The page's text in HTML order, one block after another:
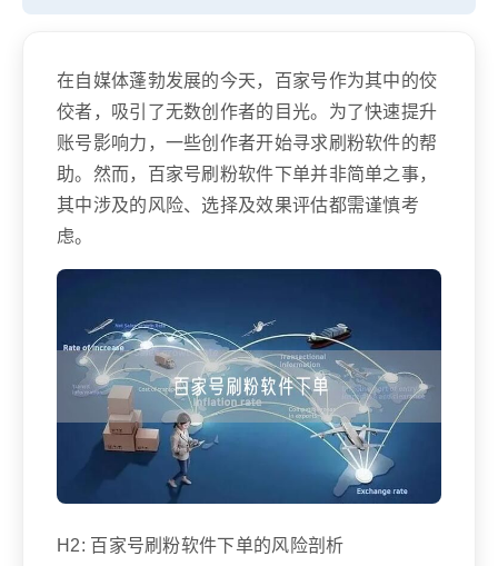
在自媒体蓬勃发展的今天，百家号作为其中的佼
佼者，吸引了无数创作者的目光。为了快速提升
账号影响力，一些创作者开始寻求刷粉软件的帮
助。然而，百家号刷粉软件下单并非简单之事，
其中涉及的风险、选择及效果评估都需谨慎考
虑。
H2: 百家号刷粉软件下单的风险剖析